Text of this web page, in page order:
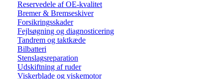
Reservedele af OE-kvalitet
Bremer & Bremseskiver
Forsikringsskader
Fejlsøgning og diagnosticering
Tandrem og taktkæde
Bilbatteri
Stenslagsreparation
Udskiftning af ruder
Viskerblade og viskemotor